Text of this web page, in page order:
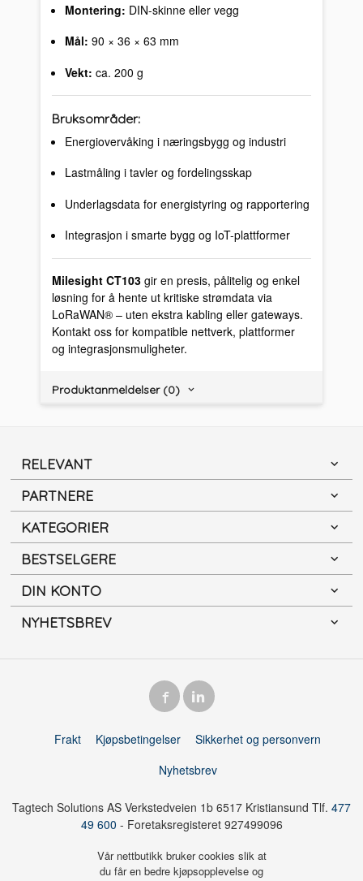
Montering: DIN-skinne eller vegg
Mål: 90 × 36 × 63 mm
Vekt: ca. 200 g
Bruksområder:
Energiovervåking i næringsbygg og industri
Lastmåling i tavler og fordelingsskap
Underlagsdata for energistyring og rapportering
Integrasjon i smarte bygg og IoT-plattformer
Milesight CT103 gir en presis, pålitelig og enkel
løsning for å hente ut kritiske strømdata via
LoRaWAN® – uten ekstra kabling eller gateways.
Kontakt oss for kompatible nettverk, plattformer
og integrasjonsmuligheter.
Produktanmeldelser (0)
RELEVANT
PARTNERE
KATEGORIER
BESTSELGERE
DIN KONTO
NYHETSBREV
Frakt Kjøpsbetingelser
Sikkerhet og personvern
Nyhetsbrev
Tagtech Solutions AS Verkstedveien 1b 6517 Kristiansund Tlf. 477
49 600 - Foretaksregisteret 927499096
Vår nettbutikk bruker cookies slik at
du får en bedre kjøpsopplevelse og